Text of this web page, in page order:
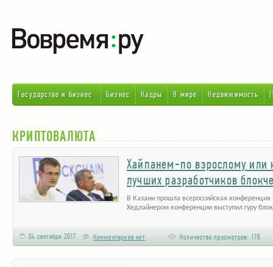
Государство и бизнес Бизнес Кадры В мире Недвижимость
КРИПТОВАЛЮТА
Хайпанем-по взрослому или
лучших разработчиков
В Казани прошла всероссийская
Хедлайнером конференции выступил гуру
04 сентября 2017 Комментариев нет Количество просмотров: 178